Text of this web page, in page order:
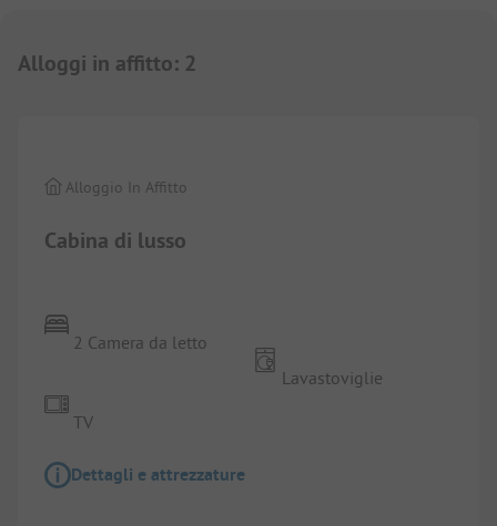
Alloggi in affitto: 2
Cabina di lusso
Alloggio In Affitto
2 Camera da letto
TV
Lavastoviglie
Dettagli e attrezzature